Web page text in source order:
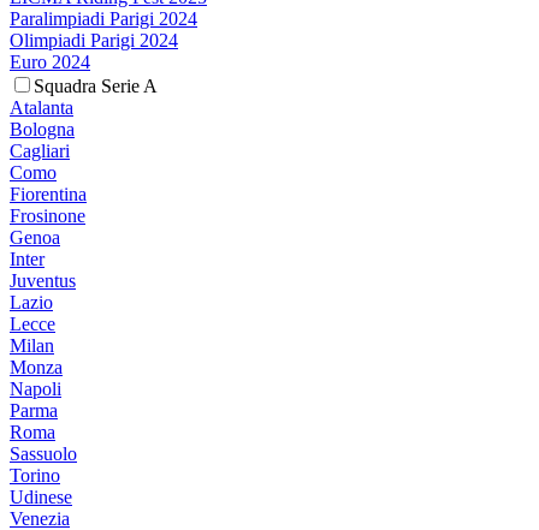
Paralimpiadi Parigi 2024
Olimpiadi Parigi 2024
Euro 2024
Squadra Serie A
Atalanta
Bologna
Cagliari
Como
Fiorentina
Frosinone
Genoa
Inter
Juventus
Lazio
Lecce
Milan
Monza
Napoli
Parma
Roma
Sassuolo
Torino
Udinese
Venezia